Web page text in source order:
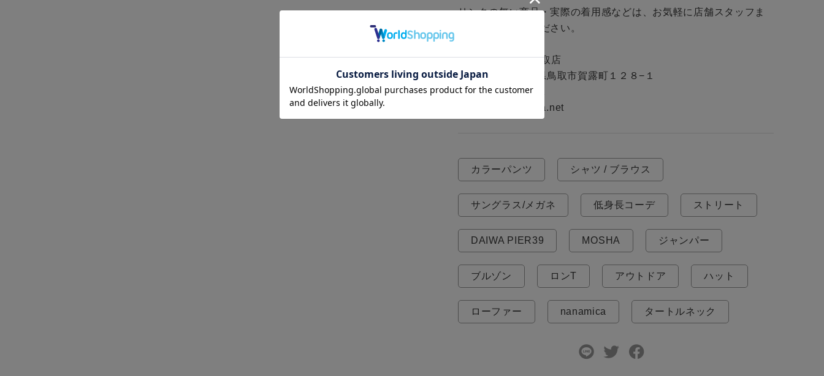
リンクの無い商品・実際の着用感などは、お気軽に店舗スタッフま
でお問い合わせください。
SUPER SHOP 鳥取店
〒680-0905 鳥取県鳥取市賀露町１２８−１
TEL 0857-28-8411
MAIL tss@bingoya.net
カラーパンツ シャツ / ブラウス
サングラス/メガネ 低身長コーデ ストリート
DAIWA PIER39 MOSHA ジャンパー
ブルゾン ロンT アウトドア ハット
ローファー nanamica タートルネック